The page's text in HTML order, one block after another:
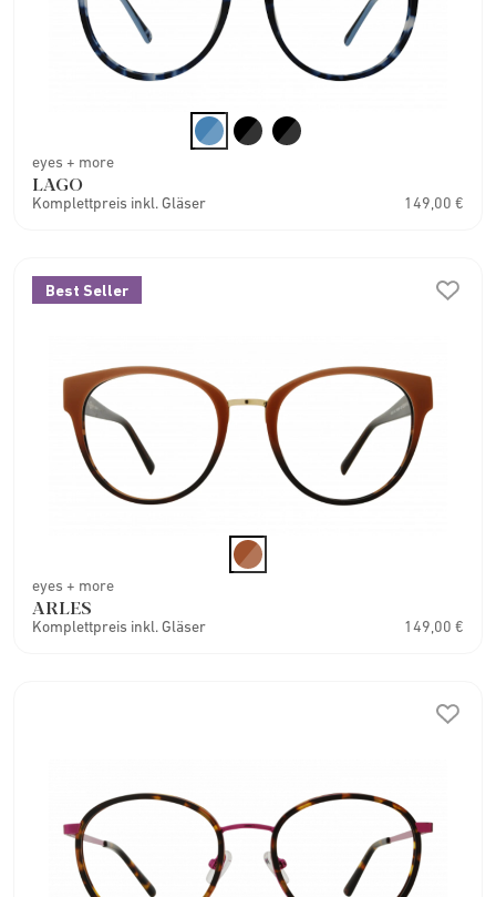
eyes + more
LAGO
Komplettpreis inkl. Gläser 149,00 €
Best Seller
eyes + more
ARLES
Komplettpreis inkl. Gläser 149,00 €